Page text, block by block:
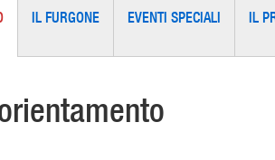
IL FURGONE EVENTI SPECIALI IL